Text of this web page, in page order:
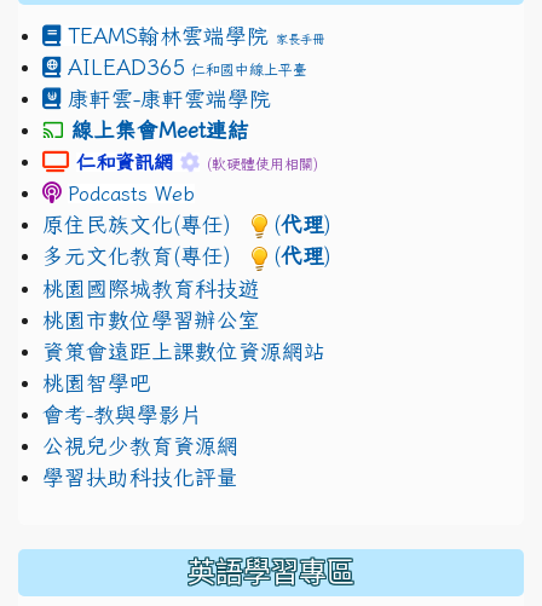
TEAMS翰林雲端學院 家長手冊
AILEAD365 仁和國中線上平臺
康軒雲-康軒雲端學院
線上集會Meet連結
link to https://sites.google.com/
仁和資訊網 link to https://sites.google.com/
(軟硬體使用相關)
Podcasts Web
原住民族文化(專任) (代理)
多元文化教育(專任)
(代理)
桃園國際城教育科技遊
桃園市數位學習辦公室
資策會遠距上課數位資源網站
桃園智學吧
會考-教與學影片
公視兒少教育資源網
學習扶助科技化評量
英語學習專區